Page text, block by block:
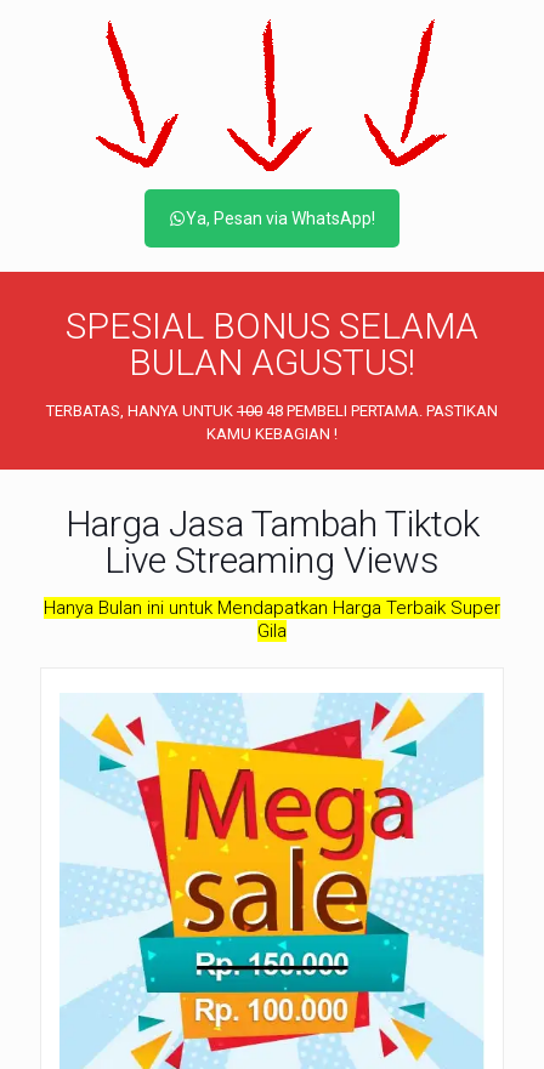
Ya, Pesan via WhatsApp!
SPESIAL BONUS SELAMA
BULAN AGUSTUS!
TERBATAS, HANYA UNTUK 100 48 PEMBELI PERTAMA. PASTIKAN
KAMU KEBAGIAN !
Harga Jasa Tambah Tiktok
Live Streaming Views
Hanya Bulan ini untuk Mendapatkan Harga Terbaik Super
Gila